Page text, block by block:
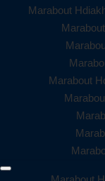
Marabout
Marabout